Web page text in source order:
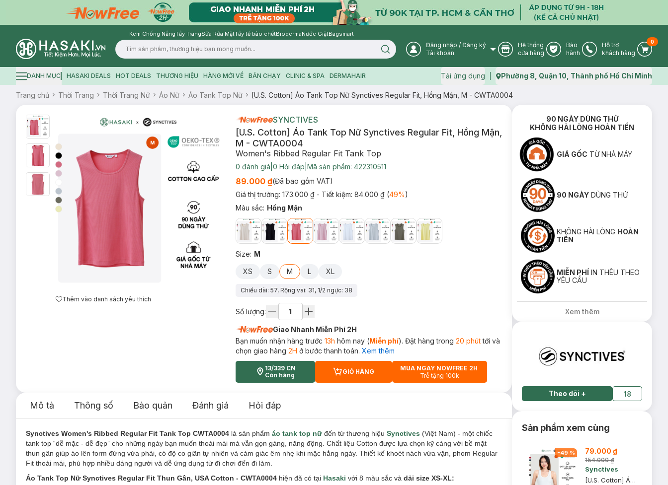
Kem Chống NắngTẩy TrangSữa Rửa MặtTẩy tế bào chếtBiodermaNước GiặtBagsmart
Logo
Search icon User Icon
Đăng nhập / Đăng ký
Tài khoản
Store Icon
Hệ thống
cửa hàng
Warranty Icon
Bảo
hành
Phone Icon
Hỗ trợ
khách hàng
Cart
0
Hamburger icon
DANH MỤC HASAKI DEALS HOT DEALS THƯƠNG HIỆU HÀNG MỚI VỀ BÁN CHẠY CLINIC & SPA DERMAHAIR Tải ứng dụng Map icon
Phường 8, Quận 10, Thành phố Hồ Chí Minh
Trang chủ Thời Trang Thời Trang Nữ Áo Nữ Áo Tank Top Nữ [U.S. Cotton] Áo Tank Top Nữ Synctives Regular Fit, Hồng Mận, M - CWTA0004
Thêm vào danh sách yêu thích
SYNCTIVES
[U.S. Cotton] Áo Tank Top Nữ Synctives Regular Fit, Hồng Mận,
M - CWTA0004
Women's Ribbed Regular Fit Tank Top
0 đánh giá 0 Hỏi đáp Mã sản phẩm: 422310511
89.000 ₫(Đã bao gồm VAT)
Giá thị trường: 173.000 ₫ - Tiết kiệm: 84.000 ₫(49%)
Màu sắc: Hồng Mận
Size: M
XS S M L XL
Chiều dài: 57, Rộng vai: 31, 1/2 ngực: 38
Số lượng:
Giao Nhanh Miễn Phí 2H
Bạn muốn nhận hàng trước 13h hôm nay (Miễn phí). Đặt hàng trong 20 phúttới và
chọn giao hàng 2H ở bước thanh toán. Xem thêm
13/339 CN
Còn hàng
CART PLUS ICON
GIỎ HÀNG
MUA NGAY NOWFREE 2H
Trễ tặng 100k
Mô tả Thông số Bảo quản Đánh giá Hỏi đáp
Synctives Women's Ribbed Regular Fit Tank Top CWTA0004 là sản phẩm áo tank top nữđến từ thương hiệu Synctives (Việt Nam) - một chiếc
tank top “dễ mặc - dễ đẹp” cho những ngày bạn muốn thoải mái mà vẫn gọn gàng, năng động. Chất liệu Cotton được lựa chọn kỹ càng với bề mặt
thun gân giúp áo lên form đứng vừa phải, có độ co giãn tự nhiên và cảm giác êm nhẹ khi mặc hằng ngày. Thiết kế khoét nách vừa vặn, phom Regular
Fit thoải mái, phù hợp nhiều dáng người và dễ ứng dụng từ đi chơi đến đi làm.
Áo Tank Top Nữ Synctives Regular Fit Thun Gân, USA Cotton - CWTA0004 hiện đã có tại Hasaki với 8 màu sắc và dải size XS-XL:
90 NGÀY DÙNG THỬ
KHÔNG HÀI LÒNG HOÀN TIỀN
GIÁ GỐC TỪ NHÀ MÁY
90 NGÀY DÙNG THỬ
KHÔNG HÀI LÒNG HOÀN
TIỀN
MIỄN PHÍ IN THÊU THEO
YÊU CẦU
Xem thêm
Theo dõi + 18
Sản phẩm xem cùng
-49 % 79.000 ₫
154.000 ₫
Synctives
[U.S. Cotton] Áo Tank Top Nữ Synctives Slim Fit, Trắng, L - CWTA0006